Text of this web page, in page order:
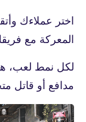
اختر عملاءك
المعركة مع
لكل نمط لعب،
مدافع أو قاتل